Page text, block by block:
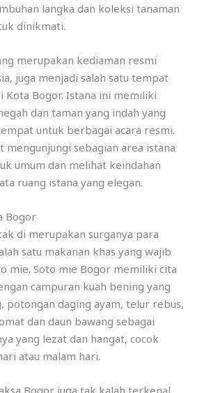
langka dan koleksi tanaman
dinikmati.
merupakan kediaman resmi
juga menjadi salah satu tempat
Kota Bogor. Istana ini memiliki
dan taman yang indah yang
untuk berbagai acara resmi.
mengunjungi sebagian area istana
umum dan melihat keindahan
ruang istana yang elegan.
Bogor
di merupakan surganya para
satu makanan khas yang wajib
mie. Soto mie Bogor memiliki cita
campuran kuah bening yang
potongan daging ayam, telur rebus,
dan daun bawang sebagai
yang lezat dan hangat, cocok
atau malam hari.
Bogor juga tak kalah terkenal.